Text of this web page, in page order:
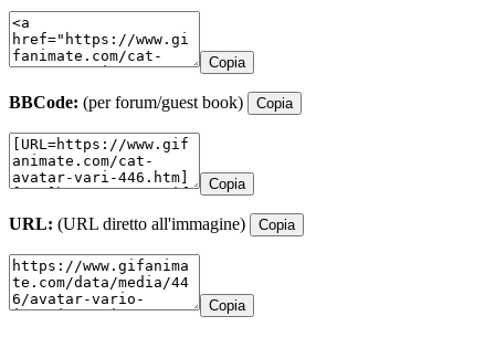
Copia
BBCode: (per forum/guest book) Copia
Copia
URL: (URL diretto all'immagine) Copia
Copia